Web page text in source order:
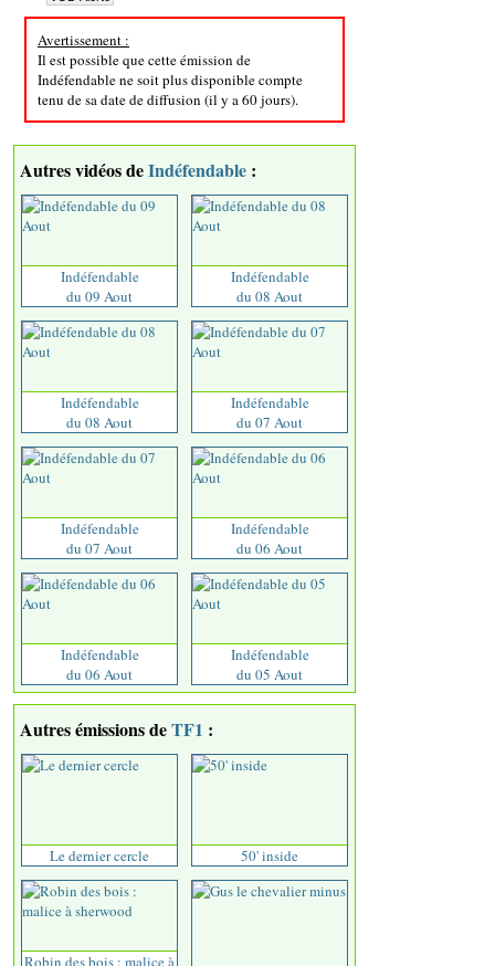
Avertissement :
Il est possible que cette émission de
Indéfendable ne soit plus disponible compte
tenu de sa date de diffusion (il y a 60 jours).
Autres vidéos deIndéfendable :
Indéfendable
du 09 Aout
Indéfendable
du 08 Aout
Indéfendable
du 08 Aout
Indéfendable
du 07 Aout
Indéfendable
du 07 Aout
Indéfendable
du 06 Aout
Indéfendable
du 06 Aout
Indéfendable
du 05 Aout
Autres émissions deTF1 :
Le dernier cercle 50' inside
Robin des bois : malice à